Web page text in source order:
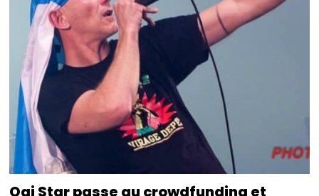
Oai Star passe au crowdfunding et